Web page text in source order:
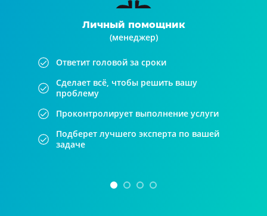
Личный помощник
(менеджер)
Ответит головой за сроки
Сделает всё, чтобы решить вашу
проблему
Проконтролирует выполнение услуги
Подберет лучшего эксперта по вашей
задаче